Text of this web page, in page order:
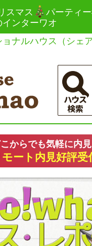
スマス
パーティ
ンターワオ
ナルハウス（シェ
からでも気軽に内
ート内見好評受